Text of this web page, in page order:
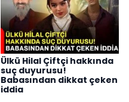
Ülkü Hilal Çiftçi hakkında
suç duyurusu!
Babasından dikkat çeken
iddia